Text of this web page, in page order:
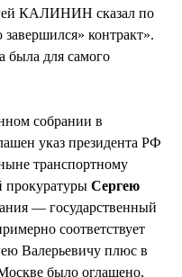
КАЛИНИН сказал по
контракт».
была для самого
собрании в
указ президента РФ
транспортному
прокуратуры Сергею
— государственный
соответствует
Валерьевичу плюс в
было оглашено,